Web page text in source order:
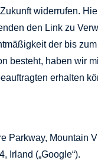
widerrufen.
den Link zu
der bis
besteht, haben wir
erhalten
Parkway, Mountain
Irland („Google“).